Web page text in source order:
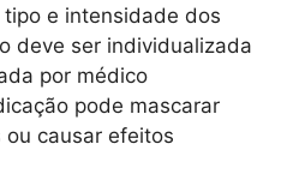
e intensidade dos
deve ser individualizada
por médico
pode mascarar
causar efeitos